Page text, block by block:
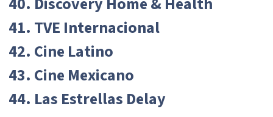
41. TVE Internacional
42. Cine Latino
43. Cine Mexicano
44. Las Estrellas Delay